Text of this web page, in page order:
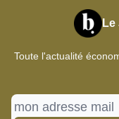
Toute l'actualité